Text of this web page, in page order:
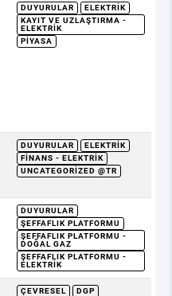
DUYURULAR
ELEKTRIK
KAYIT VE UZLAŞTIRMA -
ELEKTRIK
PIYASA
DUYURULAR
ELEKTRIK
FINANS - ELEKTRIK
UNCATEGORIZED @TR
DUYURULAR
ŞEFFAFLIK PLATFORMU
ŞEFFAFLIK PLATFORMU -
DOĞAL GAZ
ŞEFFAFLIK PLATFORMU -
ELEKTRIK
ÇEVRESEL
DGP